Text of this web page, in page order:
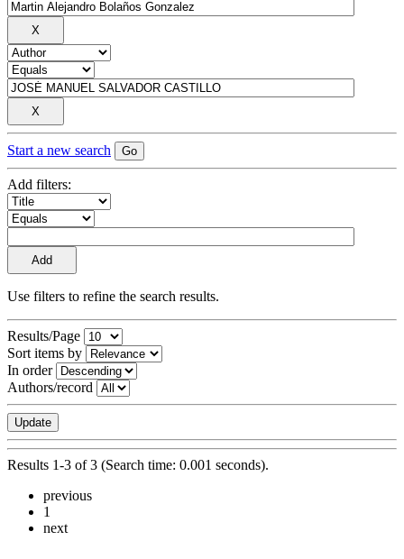
Start a new search
Add filters:
Use filters to refine the search results.
Results/Page
Sort items by
In order
Authors/record
Results 1-3 of 3 (Search time: 0.001 seconds).
previous
1
next